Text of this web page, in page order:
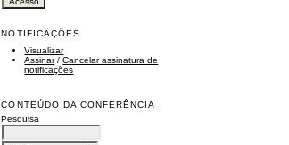
NOTIFICAÇÕES
Visualizar
Assinar/Cancelar assinatura de
notificações
CONTEÚDO DA CONFERÊNCIA
Pesquisa